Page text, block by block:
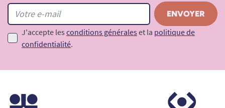
J'accepte les conditions générales et la politique de
confidentialité.